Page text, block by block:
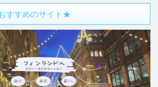
すすめのサイト★